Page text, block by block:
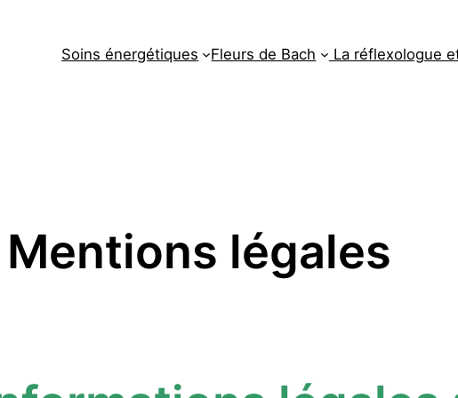
Soins énergétiques Fleurs de Bach La réflexologue
Mentions légales